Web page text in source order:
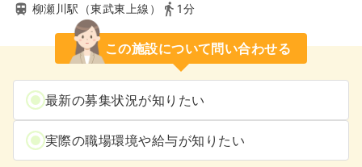
柳瀬川駅（東武東上線）
1分
この施設について問い合わせる
最新の募集状況が知りたい
実際の職場環境や給与が知りたい